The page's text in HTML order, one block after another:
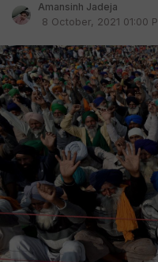
Amansinh Jadeja
8 October, 2021 01:00